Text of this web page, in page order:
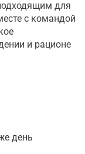
для
с командой
и рационе
день